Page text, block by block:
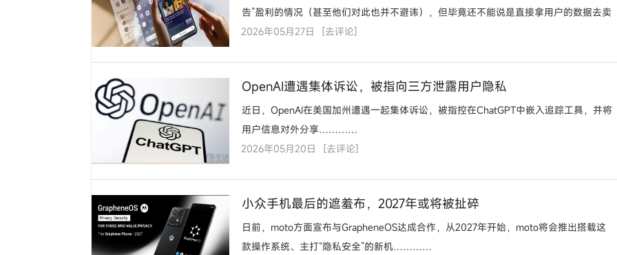
告”盈利的情况（甚至他们对此也并不避讳），但毕竟还不能说是直接拿用户的数据去卖
钱…………
2026年05月27日 [去评论]
OpenAI遭遇集体诉讼，被指向三方泄露用户隐私
近日，OpenAI在美国加州遭遇一起集体诉讼，被指控在ChatGPT中嵌入追踪工具，并将
用户信息对外分享…………
2026年05月20日
[去评论]
小众手机最后的遮羞布，2027年或将被扯碎
日前，moto方面宣布与GrapheneOS达成合作，从2027年开始，moto将会推出搭载这
款操作系统、主打“隐私安全”的新机…………